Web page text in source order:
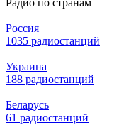
Россия
1035 радиостанций
Украина
188 радиостанций
Беларусь
61 радиостанций